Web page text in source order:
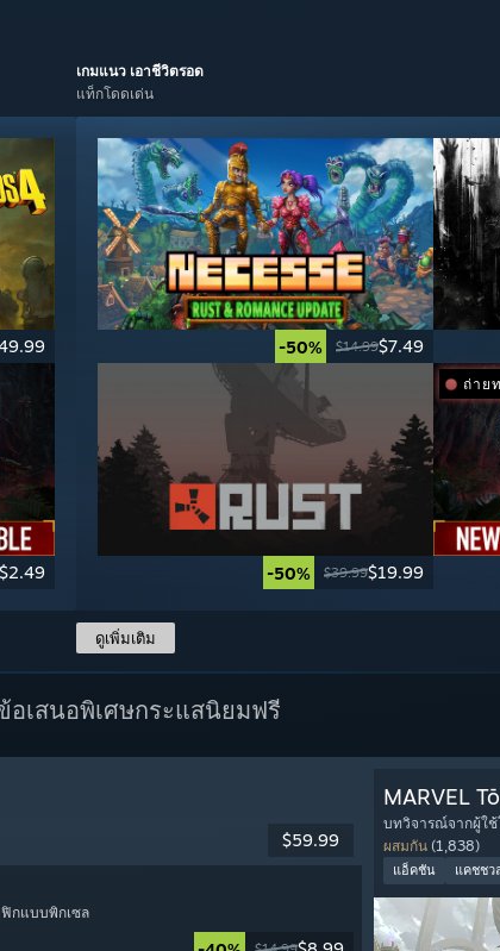
$2.49
เกมแนว เอาชีวิตรอด
แท็กโดดเด่น
-50% $14.99$7.49
-50% $39.99$19.99
ถ่าย
ดูเพิ่มเติม
อเสนอพิเศษกระแสนิยมฟรี
$59.99
ฟิกแบบพิกเซล
MARVEL
บทวิจารณ์จากผู้ใช้
ผสมกัน (1,838)
แอ็คชัน แคชชว